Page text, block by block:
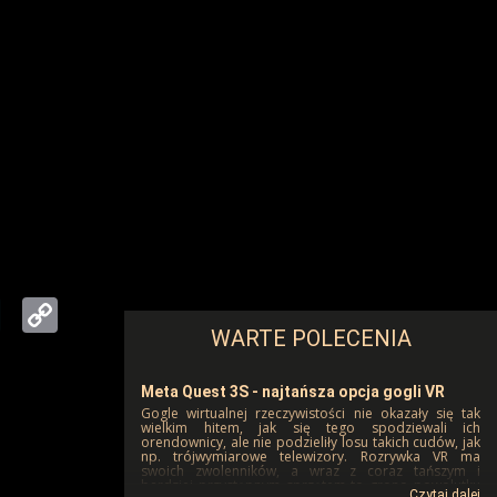
Meta Quest 3S - najtańsza opcja gogli VR
Gogle wirtualnej rzeczywistości nie okazały się tak
wielkim hitem, jak się tego spodziewali ich
orendownicy, ale nie podzieliły losu takich cudów, jak
np. trójwymiarowe telewizory. Rozrywka VR ma
swoich zwolenników, a wraz z coraz tańszym i
bardziej przystępnym sprzętem to grono powolutku